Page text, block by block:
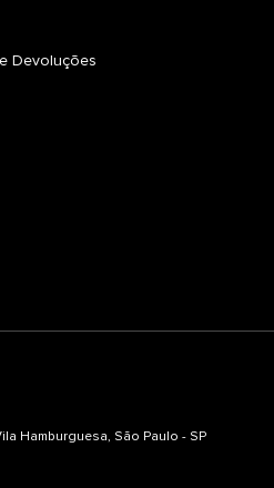
Devoluções
Hamburguesa, São Paulo - SP